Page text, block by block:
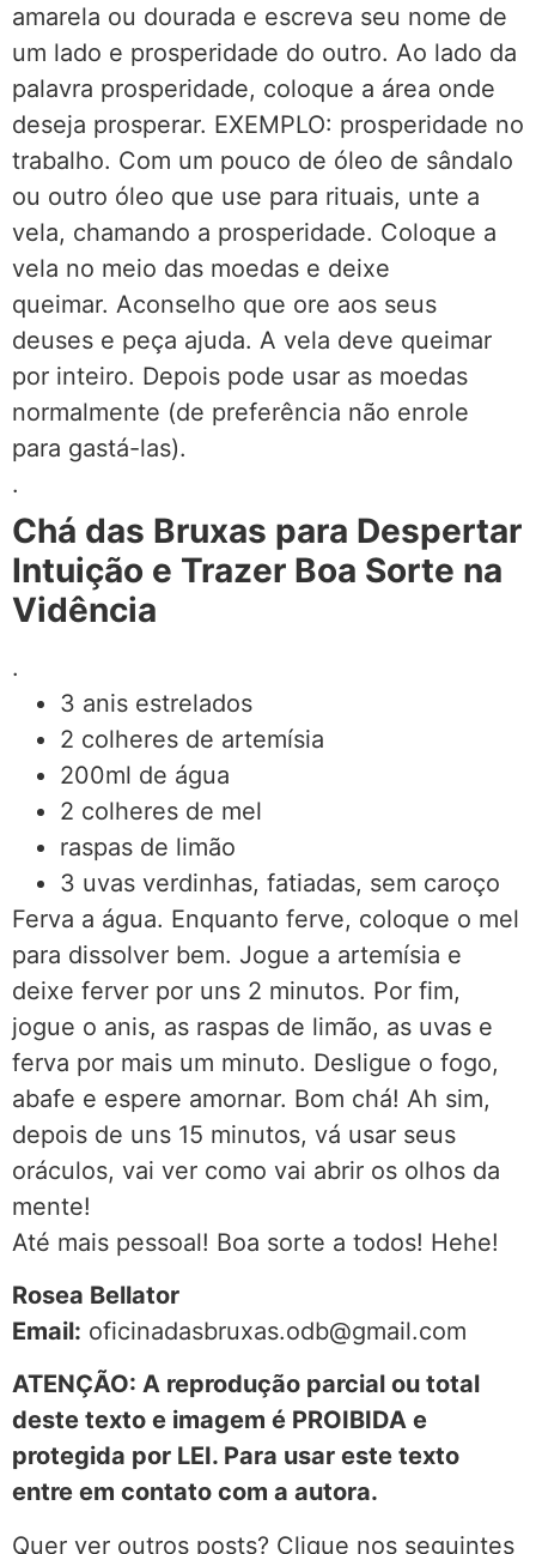
amarela ou dourada e escreva seu nome de
um lado e prosperidade do outro. Ao lado da
palavra prosperidade, coloque a área onde
deseja prosperar. EXEMPLO: prosperidade no
trabalho. Com um pouco de óleo de sândalo
ou outro óleo que use para rituais, unte a
vela, chamando a prosperidade. Coloque a
vela no meio das moedas e deixe
queimar. Aconselho que ore aos seus
deuses e peça ajuda. A vela deve queimar
por inteiro. Depois pode usar as moedas
normalmente (de preferência não enrole
para gastá-las).
.
Chá das Bruxas para Despertar
Intuição e Trazer Boa Sorte na
Vidência
.
3 anis estrelados
2 colheres de artemísia
200ml de água
2 colheres de mel
raspas de limão
3 uvas verdinhas, fatiadas, sem caroço
Ferva a água. Enquanto ferve, coloque o mel
para dissolver bem. Jogue a artemísia e
deixe ferver por uns 2 minutos. Por fim,
jogue o anis, as raspas de limão, as uvas e
ferva por mais um minuto. Desligue o fogo,
abafe e espere amornar. Bom chá! Ah sim,
depois de uns 15 minutos, vá usar seus
oráculos, vai ver como vai abrir os olhos da
mente!
Até mais pessoal! Boa sorte a todos! Hehe!
Rosea Bellator
Email: oficinadasbruxas.odb@gmail.com
ATENÇÃO: A reprodução parcial ou total
deste texto e imagem é PROIBIDA e
protegida por LEI. Para usar este texto
entre em contato com a autora.
Quer ver outros posts? Clique nos seguintes